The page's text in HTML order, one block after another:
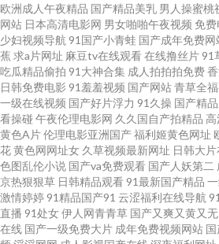
韩a片日韩 av黑丝后入在线 91av92 另类三区
悠悠官方 超碰在线社区 国产专区欧美 91狼人社
新网址 伊人青青 久久精品国 91最新 天天激情导
妻精品免费 岛国黄色一级片官网 综合另类第13
在线黑丝导航 午夜成人福利久久 国产精品深夜
频导航0 久久福利吧 91丝袜在线观看 日韩亚洲
欧洲成人午夜精品 国产精品美乳 男人操蜜桃
网站 日本高清电影网 男女啪啪午夜视频 免
少妇视频导航 91国产小青蛙 国产成年免费网
蕉 求a片网址 麻豆tv在线观看在线撸丝片 91
吃瓜精品偷拍 91大神合集 成人拍拍拍免费
日韩免费电影 91羞羞视频 国产网站青草全
一级在线视频 国产好片浮力 91久操 国产精
看操碰 午夜伦理电影网 久久国自产拍精品
黄色A片伦理电影亚洲国产福利姬黄色网址
花黄色网网址女 久草视频最新网址 日韩大
色图乱伦小说 国产va免费观看 国产人妖第二
京热狠狠草 日韩精品观看 91最新国产精品
激情婷婷 91精品国产91 云涩福利在线导航
直播 91处女伊人网青青草 国产又爽又黄又无
在线 国产一级免费大片 成年免费视频网站